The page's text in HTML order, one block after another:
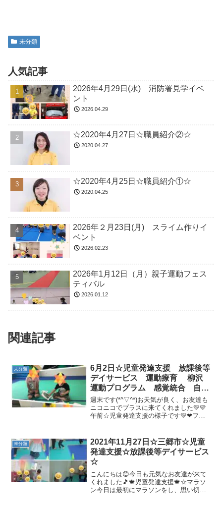
未分類
人気記事
2026年4月29日(水) 消防署見学イベ
ント
2026.04.29
☆2020年4月27日☆職員紹介②☆
2020.04.27
☆2020年4月25日☆職員紹介①☆
2020.04.25
2026年２月23日(月) スライム作りイ
ベント
2026.02.23
2026年1月12日（月）親子運動フェス
ティバル
2026.01.12
関連記事
未分類
6月2日☆児童発達支援 放課後等
デイサービス 運動療育 柳沢
運動プログラム 感覚統合 自閉
症スペクトラム ＡＤＨＤ Ｌ
Ｄ 発達障害 三郷市 吉川
市 八潮市
週末です(*^▽^*)お天気が良く、お友達も
ニコニコでプラスに来てくれました💛💛
午前☆児童発達支援の様子です💛❤フラ
した(*^-^*)❤初めのご挨拶❤準備体操「動
物体...
未分類
2021年11月27日☆三郷市☆児童
発達支援☆放課後等デイサービス
☆
こんにちは😊今日も元気なお友達が来て
くれました🎵🍁児童発達支援🍁☆マラソ
ン今日は最初にマラソンをし、思い切り